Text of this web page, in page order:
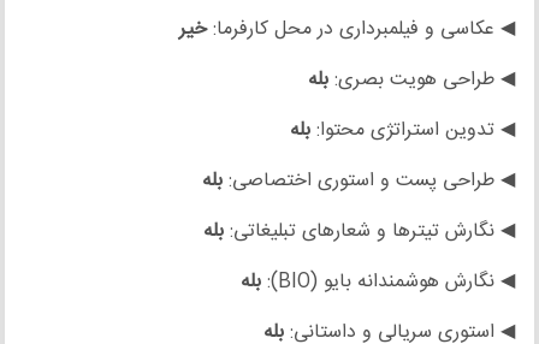
◀ عکاسی و فیلمبرداری در محل کارفرما:خیر
◀ طراحی هویت بصری:بله
◀ تدوین استراتژی محتوا:بله
◀ طراحی پست و استوری اختصاصی:بله
◀ نگارش تیترها و شعارهای تبلیغاتی:بله
◀ نگارش هوشمندانه بایو (BIO):
بله
◀ استوری سریالی و داستانی:بله